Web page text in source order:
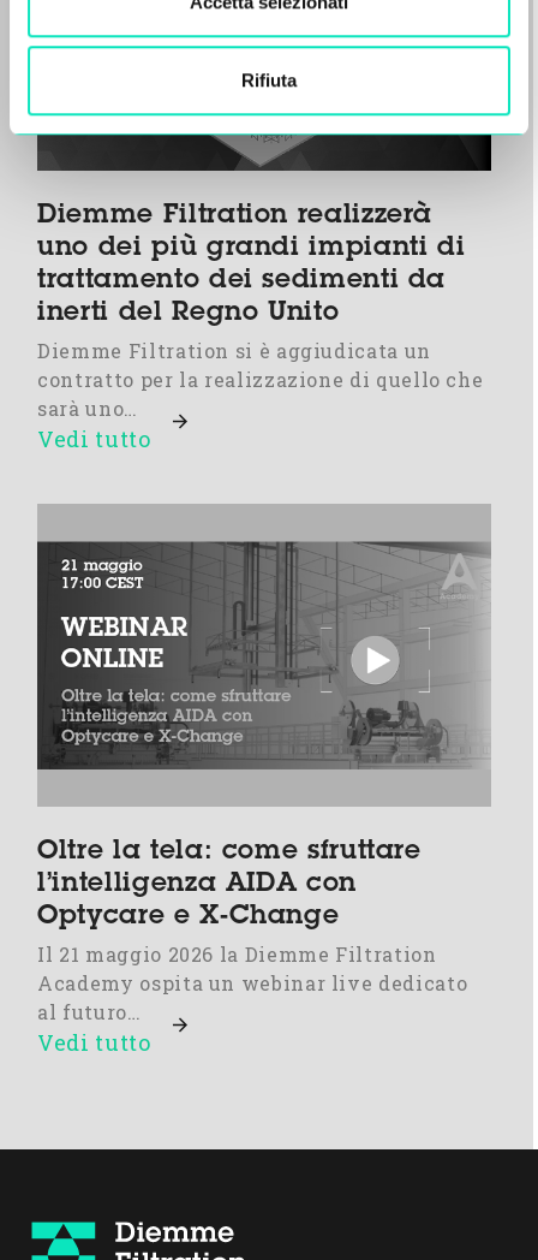
Rifiuta
Diemme Filtration realizzerà
uno dei più grandi impianti di
trattamento dei sedimenti da
inerti del Regno Unito
Diemme Filtration si è aggiudicata un
contratto per la realizzazione di quello che
sarà uno…
Vedi tutto
Oltre la tela: come sfruttare
l’intelligenza AIDA con
Optycare e X-Change
Il 21 maggio 2026 la Diemme Filtration
Academy ospita un webinar live dedicato
al futuro…
Vedi tutto